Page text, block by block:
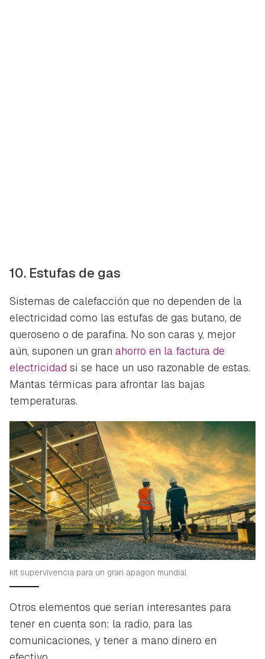
10. Estufas de gas
Sistemas de calefacción que no dependen de la
electricidad como las estufas de gas butano, de
queroseno o de parafina. No son caras y, mejor
aún, suponen un gran ahorro en la factura de
electricidad si se hace un uso razonable de estas.
Mantas térmicas para afrontar las bajas
temperaturas.
kit supervivencia para un gran apagon mundial
Otros elementos que serían interesantes para
tener en cuenta son: la radio, para las
comunicaciones, y tener a mano dinero en